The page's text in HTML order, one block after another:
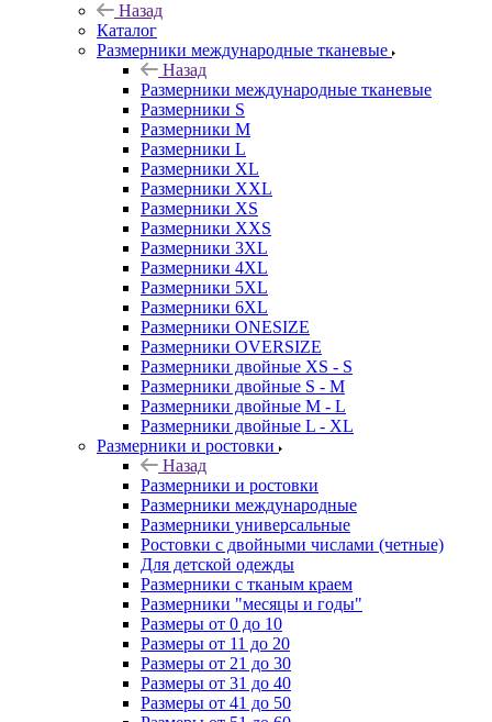
Назад
Каталог
Размерники международные тканевые
Назад
Размерники международные тканевые
Размерники S
Размерники M
Размерники L
Размерники XL
Размерники XXL
Размерники XS
Размерники XXS
Размерники 3XL
Размерники 4XL
Размерники 5XL
Размерники 6XL
Размерники ONESIZE
Размерники OVERSIZE
Размерники двойные XS - S
Размерники двойные S - M
Размерники двойные M - L
Размерники двойные L - XL
Размерники и ростовки
Назад
Размерники и ростовки
Размерники международные
Размерники универсальные
Ростовки с двойными числами (четные)
Для детской одежды
Размерники с тканым краем
Размерники "месяцы и годы"
Размеры от 0 до 10
Размеры от 11 до 20
Размеры от 21 до 30
Размеры от 31 до 40
Размеры от 41 до 50